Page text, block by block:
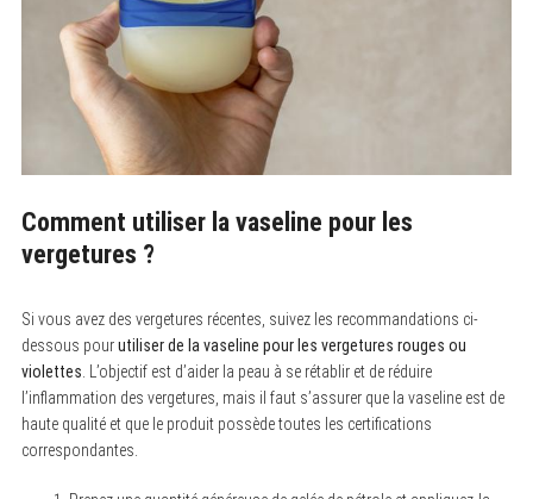
Comment utiliser la vaseline pour les
vergetures ?
Si vous avez des vergetures récentes, suivez les recommandations ci-
dessous pourutiliser de la vaseline pour les vergetures rouges ou
violettes . L’objectif est d’aider la peau à se rétablir et de réduire
l’inflammation des vergetures, mais il faut s’assurer que la vaseline est de
haute qualité et que le produit possède toutes les certifications
correspondantes.